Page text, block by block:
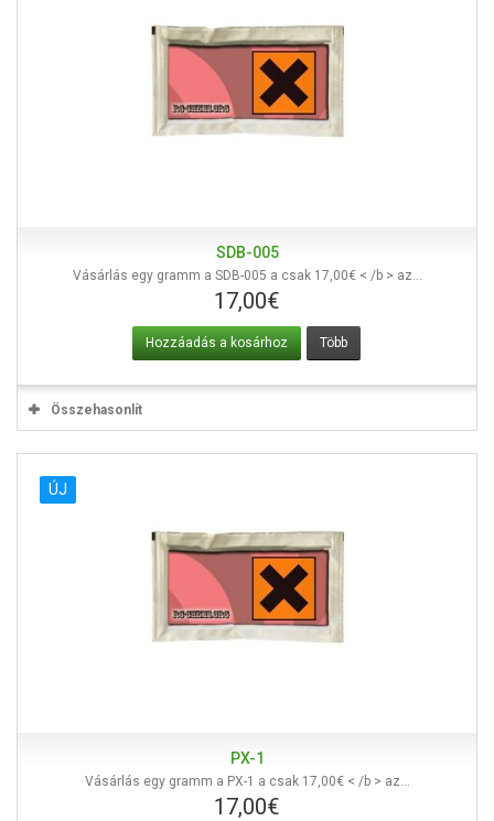
SDB-005
Vásárlás egy gramm a SDB-005 a csak 17,00€ < /b > az...
17,00€
Hozzáadás a kosárhoz Több
Összehasonlít
ÚJ
PX-1
Vásárlás egy gramm a PX-1 a csak 17,00€ < /b > az...
17,00€